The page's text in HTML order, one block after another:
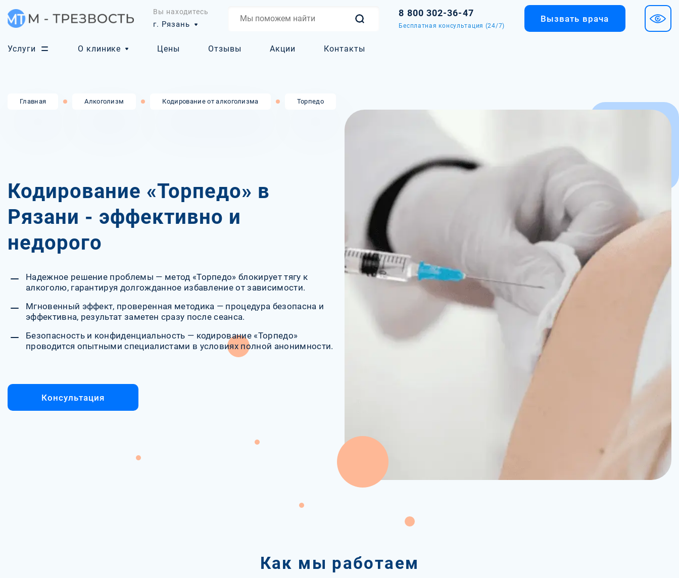
Вы находитесь
г. Рязань
8 800 302-36-47
Бесплатная консультация (24/7)
Вызвать врача
Услуги О клинике Цены Отзывы Акции Контакты
Главная Алкоголизм Кодирование от алкоголизма Торпедо
Кодирование «Торпедо» в
Рязани - эффективно и
недорого
Надежное решение проблемы — метод «Торпедо» блокирует тягу к
алкоголю, гарантируя долгожданное избавление от зависимости.
Мгновенный эффект, проверенная методика — процедура безопасна и
эффективна, результат заметен сразу после сеанса.
Безопасность и конфиденциальность — кодирование «Торпедо»
проводится опытными специалистами в условиях полной анонимности.
Консультация
Как мы работаем